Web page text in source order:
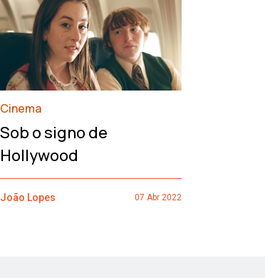
Cinema
Sob o signo de
Hollywood
João Lopes 07 Abr 2022